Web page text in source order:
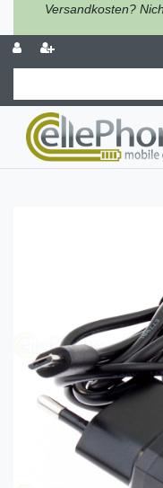
Versandkosten?